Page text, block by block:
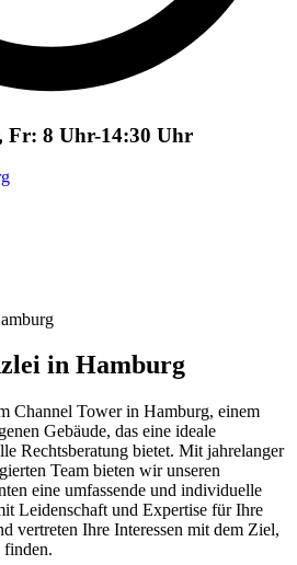
Fr: 8 Uhr-14:30 Uhr
in Hamburg
Channel Tower in Hamburg, einem
Gebäude, das eine ideale
Rechtsberatung bietet. Mit jahrelanger
Team bieten wir unseren
eine umfassende und individuelle
Leidenschaft und Expertise für Ihre
vertreten Ihre Interessen mit dem Ziel,
finden.